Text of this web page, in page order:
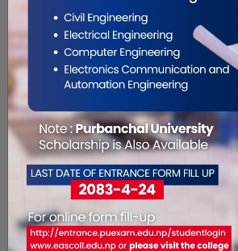
विराटनगर, २१ साउन
पर्ने मोरङको
आज विहान एक
मृत्यु हुनेमा मोरङ
टीटी राई रहेको इलाका
पथरीका प्रहरी
जानकारी दिनु भयो ।
पूर्वतर्फ आउदै गरेको
डिपार्टमेन्ट
सुरु
Jul 27, 2012